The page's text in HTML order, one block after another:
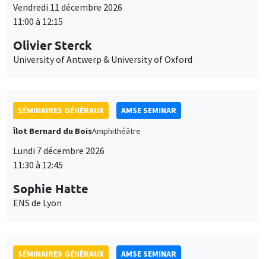
Vendredi 11 décembre 2026
11:00 à 12:15
Olivier Sterck
University of Antwerp & University of Oxford
SÉMINAIRES GÉNÉRAUX
AMSE SEMINAR
Îlot Bernard du BoisAmphithéâtre
Lundi 7 décembre 2026
11:30 à 12:45
Sophie Hatte
ENS de Lyon
SÉMINAIRES GÉNÉRAUX AMSE SEMINAR